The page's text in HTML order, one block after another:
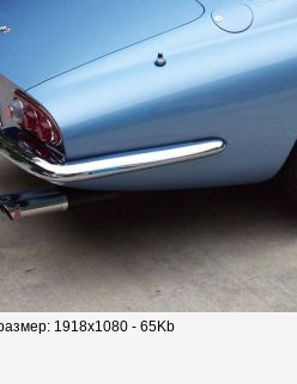
1918x1080 - 65Kb